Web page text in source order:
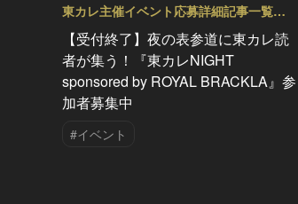
東カレ主催イベント応募詳細記事一覧
Vol.22
【受付終了】夜の表参道に東カレ読
者が集う！『東カレNIGHT
sponsored by ROYAL BRACKLA』参
加者募集中
#イベント